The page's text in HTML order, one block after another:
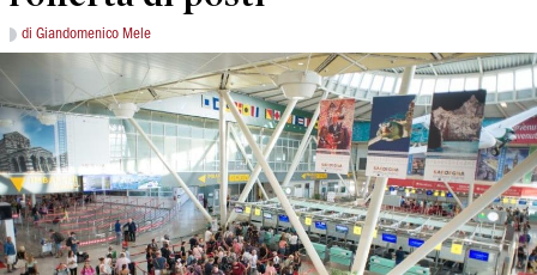
di Giandomenico Mele